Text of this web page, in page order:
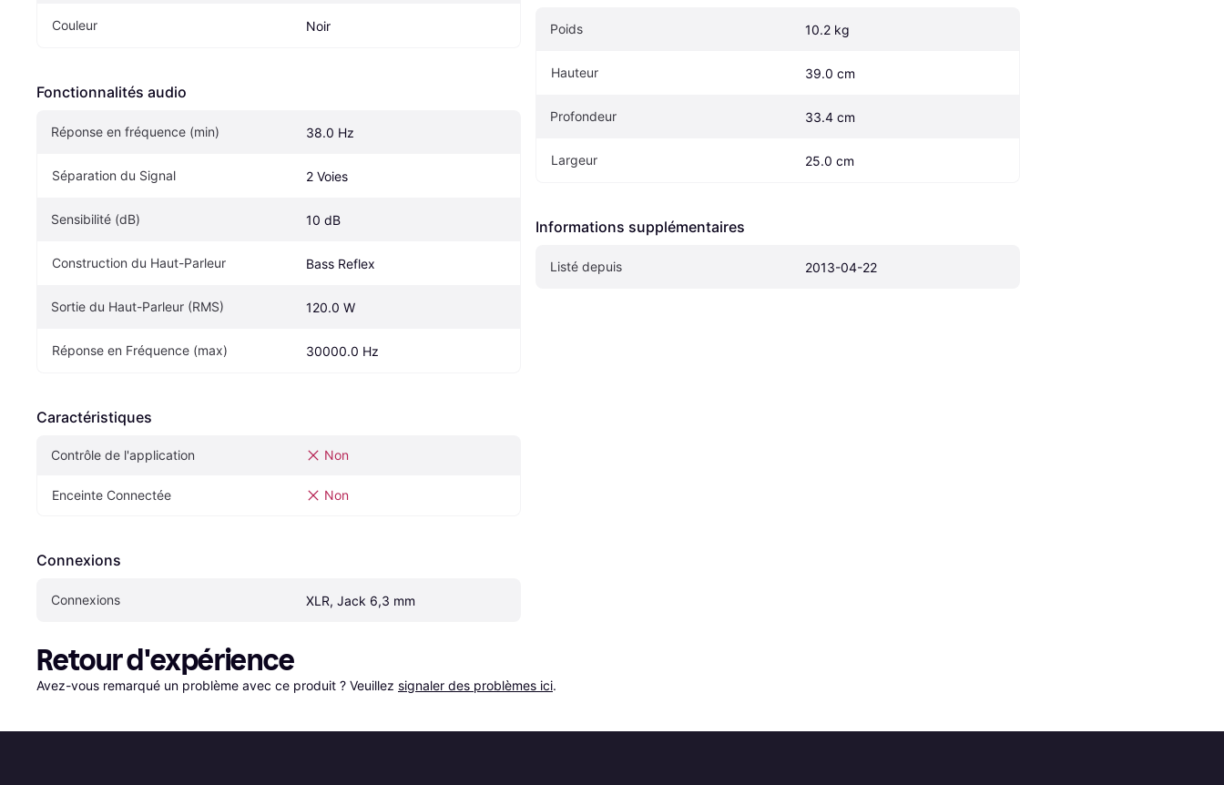
Couleur Noir
Fonctionnalités audio
Réponse en fréquence (min) 38.0 Hz
Séparation du Signal 2 Voies
Sensibilité (dB) 10 dB
Construction du Haut-Parleur Bass Reflex
Sortie du Haut-Parleur (RMS) 120.0 W
Réponse en Fréquence (max) 30000.0 Hz
Caractéristiques
Contrôle de l'application Non
Enceinte Connectée Non
Connexions
Connexions XLR, Jack 6,3 mm
Poids 10.2 kg
Hauteur 39.0 cm
Profondeur 33.4 cm
Largeur 25.0 cm
Informations supplémentaires
Listé depuis 2013-04-22
Retour d'expérience
Avez-vous remarqué un problème avec ce produit ? Veuillez signaler des problèmes ici.